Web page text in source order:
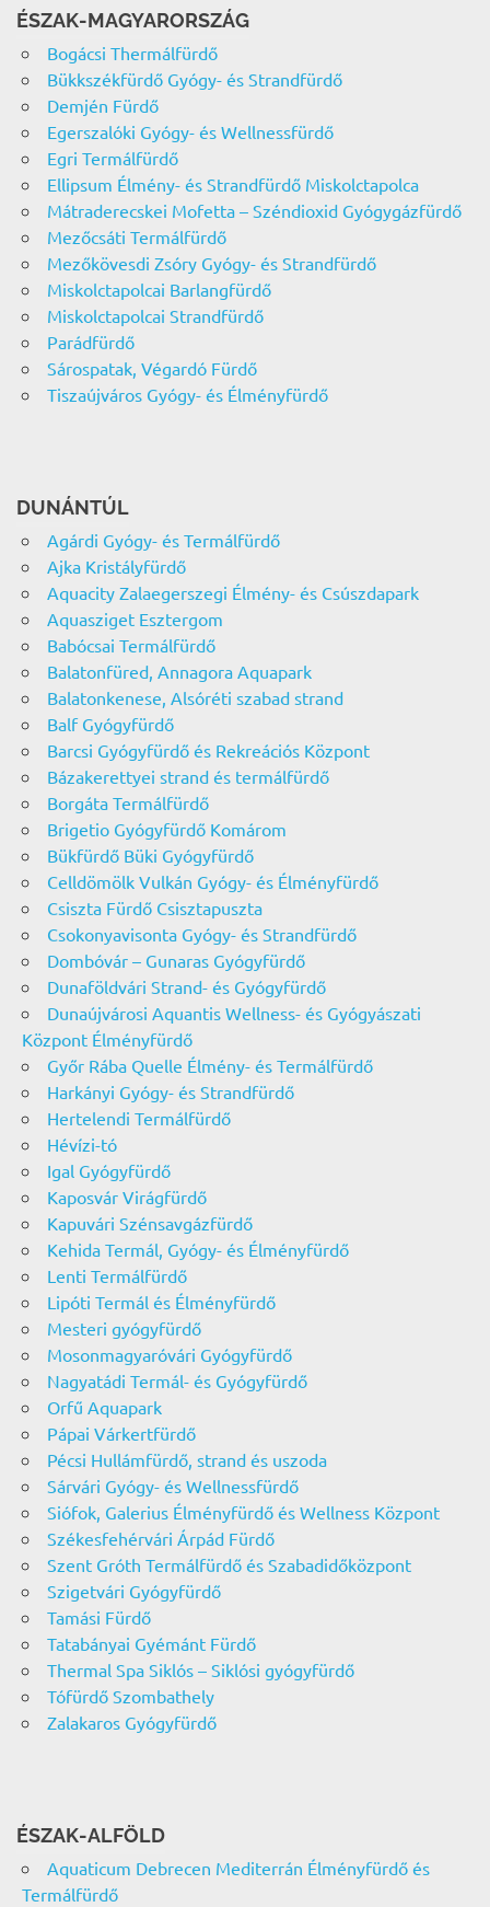
ÉSZAK-MAGYARORSZÁG
Bogácsi Thermálfürdő
Bükkszékfürdő Gyógy- és Strandfürdő
Demjén Fürdő
Egerszalóki Gyógy- és Wellnessfürdő
Egri Termálfürdő
Ellipsum Élmény- és Strandfürdő Miskolctapolca
Mátraderecskei Mofetta – Széndioxid Gyógygázfürdő
Mezőcsáti Termálfürdő
Mezőkövesdi Zsóry Gyógy- és Strandfürdő
Miskolctapolcai Barlangfürdő
Miskolctapolcai Strandfürdő
Parádfürdő
Sárospatak, Végardó Fürdő
Tiszaújváros Gyógy- és Élményfürdő
DUNÁNTÚL
Agárdi Gyógy- és Termálfürdő
Ajka Kristályfürdő
Aquacity Zalaegerszegi Élmény- és Csúszdapark
Aquasziget Esztergom
Babócsai Termálfürdő
Balatonfüred, Annagora Aquapark
Balatonkenese, Alsóréti szabad strand
Balf Gyógyfürdő
Barcsi Gyógyfürdő és Rekreációs Központ
Bázakerettyei strand és termálfürdő
Borgáta Termálfürdő
Brigetio Gyógyfürdő Komárom
Bükfürdő Büki Gyógyfürdő
Celldömölk Vulkán Gyógy- és Élményfürdő
Csiszta Fürdő Csisztapuszta
Csokonyavisonta Gyógy- és Strandfürdő
Dombóvár – Gunaras Gyógyfürdő
Dunaföldvári Strand- és Gyógyfürdő
Dunaújvárosi Aquantis Wellness- és Gyógyászati
Központ Élményfürdő
Győr Rába Quelle Élmény- és Termálfürdő
Harkányi Gyógy- és Strandfürdő
Hertelendi Termálfürdő
Hévízi-tó
Igal Gyógyfürdő
Kaposvár Virágfürdő
Kapuvári Szénsavgázfürdő
Kehida Termál, Gyógy- és Élményfürdő
Lenti Termálfürdő
Lipóti Termál és Élményfürdő
Mesteri gyógyfürdő
Mosonmagyaróvári Gyógyfürdő
Nagyatádi Termál- és Gyógyfürdő
Orfű Aquapark
Pápai Várkertfürdő
Pécsi Hullámfürdő, strand és uszoda
Sárvári Gyógy- és Wellnessfürdő
Siófok, Galerius Élményfürdő és Wellness Központ
Székesfehérvári Árpád Fürdő
Szent Gróth Termálfürdő és Szabadidőközpont
Szigetvári Gyógyfürdő
Tamási Fürdő
Tatabányai Gyémánt Fürdő
Thermal Spa Siklós – Siklósi gyógyfürdő
Tófürdő Szombathely
Zalakaros Gyógyfürdő
ÉSZAK-ALFÖLD
Aquaticum Debrecen Mediterrán Élményfürdő és
Termálfürdő